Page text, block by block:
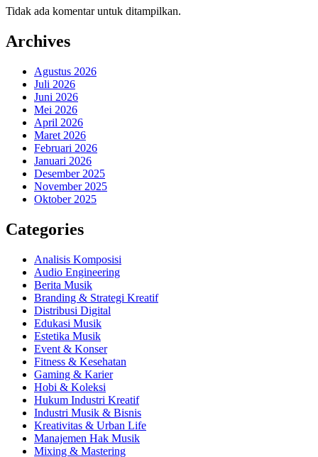
Tidak ada komentar untuk ditampilkan.
Archives
Agustus 2026
Juli 2026
Juni 2026
Mei 2026
April 2026
Maret 2026
Februari 2026
Januari 2026
Desember 2025
November 2025
Oktober 2025
Categories
Analisis Komposisi
Audio Engineering
Berita Musik
Branding & Strategi Kreatif
Distribusi Digital
Edukasi Musik
Estetika Musik
Event & Konser
Fitness & Kesehatan
Gaming & Karier
Hobi & Koleksi
Hukum Industri Kreatif
Industri Musik & Bisnis
Kreativitas & Urban Life
Manajemen Hak Musik
Mixing & Mastering